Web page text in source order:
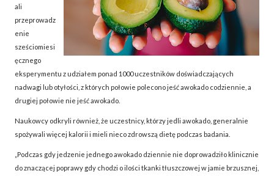
ali
przeprowadz
enie
sześciomiesi
ęcznego
eksperymentu z udziałem ponad 1000 uczestników doświadczających
nadwagi lub otyłości, z których połowie polecono jeść awokado codziennie, a
drugiej połowie nie jeść awokado.
Naukowcy odkryli również, że uczestnicy, którzy jedli awokado, generalnie
spożywali więcej kalorii i mieli nieco zdrowszą dietę podczas badania.
„Podczas gdy jedzenie jednego awokado dziennie nie doprowadziło klinicznie
do znaczącej poprawy gdy chodzi o ilości tkanki tłuszczowej w jamie brzusznej,